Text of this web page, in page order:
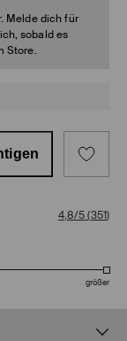
Melde dich für
sobald es
Store.
4,8/5(351)
größer